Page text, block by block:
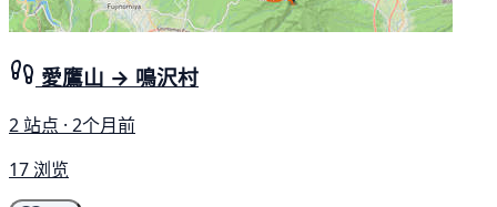
愛鷹山 → 鳴沢村
2 站点 · 2个月前
17 浏览